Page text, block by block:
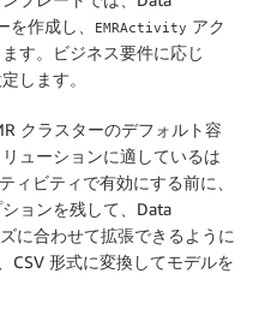
を作成し、 EMRActivity アク
す。ビジネス要件に応じ
します。
クラスターのデフォルト容
ューションに適しているは
ィビティで有効にする前に、
ョンを残して、Data
に合わせて拡張できるように
CSV 形式に変換してモデルを